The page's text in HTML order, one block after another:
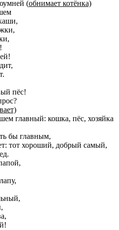
(обнимает котёнка)
пёс!
главный: кошка, пёс, хозяйка
бы главным,
тот хороший, добрый самый,